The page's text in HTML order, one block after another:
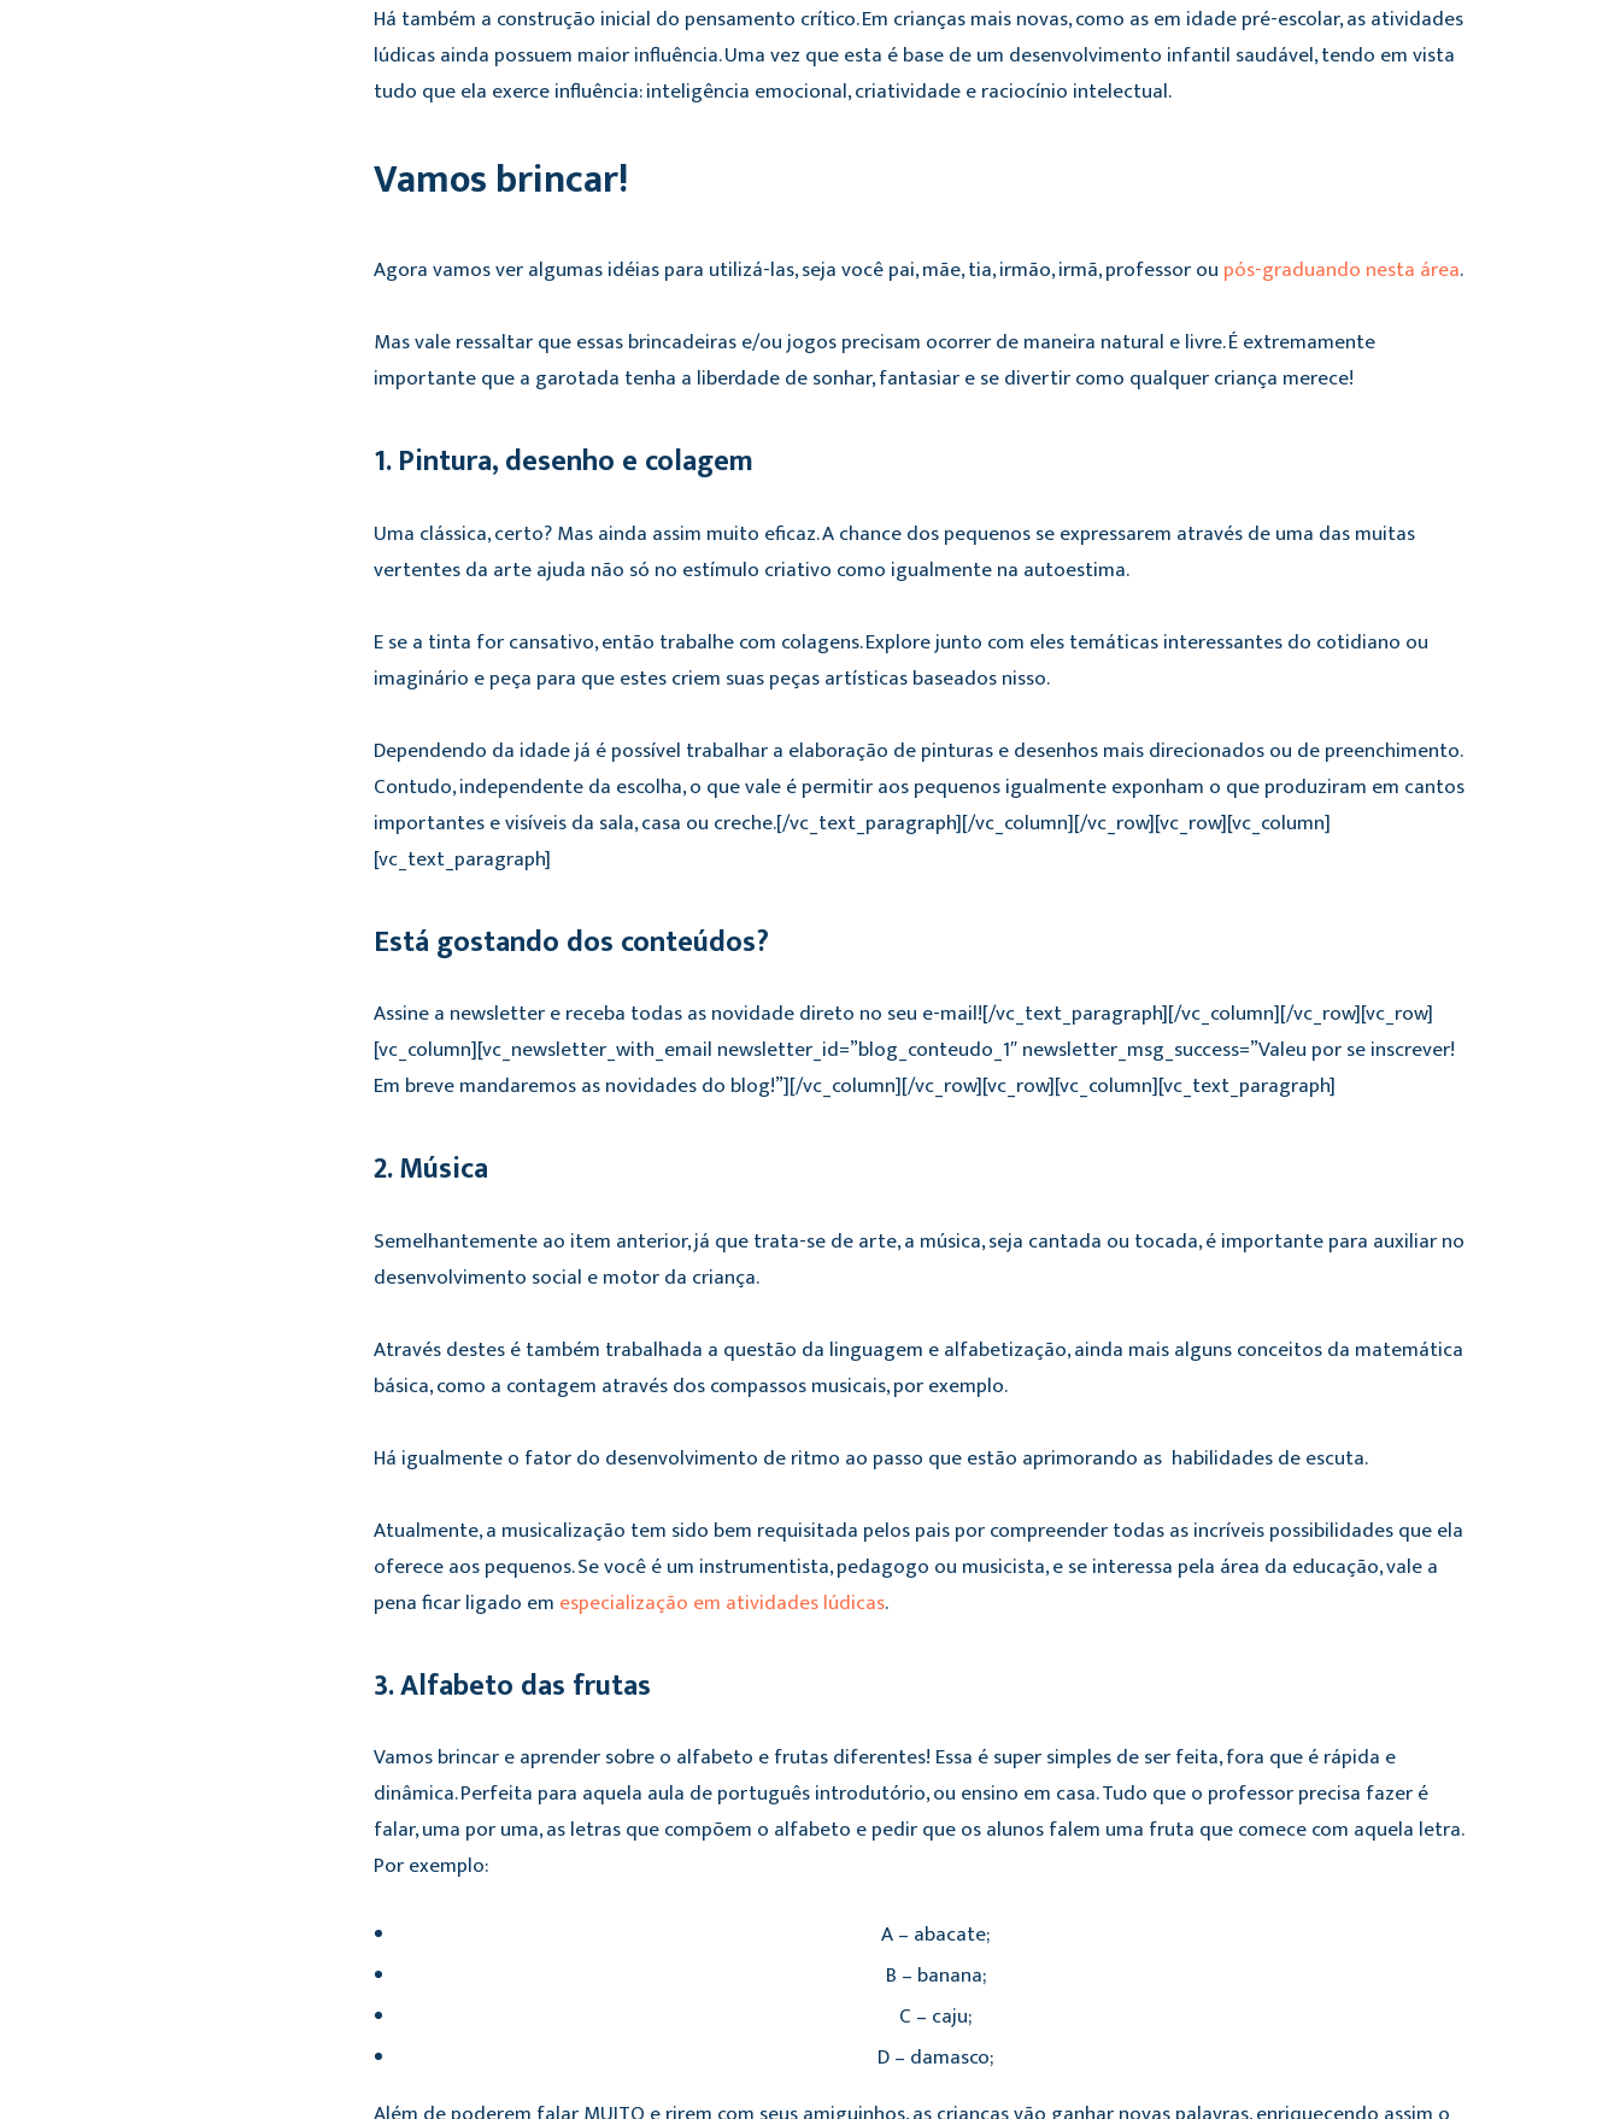
Há também a construção inicial do pensamento crítico. Em crianças mais novas, como as em idade pré-escolar, as atividades
lúdicas ainda possuem maior influência. Uma vez que esta é base de um desenvolvimento infantil saudável, tendo em vista
tudo que ela exerce influência: inteligência emocional, criatividade e raciocínio intelectual.
Vamos brincar!
Agora vamos ver algumas idéias para utilizá-las, seja você pai, mãe, tia, irmão, irmã, professor ou pós-graduando nesta área.
Mas vale ressaltar que essas brincadeiras e/ou jogos precisam ocorrer de maneira natural e livre. É extremamente
importante que a garotada tenha a liberdade de sonhar, fantasiar e se divertir como qualquer criança merece!
1. Pintura, desenho e colagem
Uma clássica, certo? Mas ainda assim muito eficaz. A chance dos pequenos se expressarem através de uma das muitas
vertentes da arte ajuda não só no estímulo criativo como igualmente na autoestima.
E se a tinta for cansativo, então trabalhe com colagens. Explore junto com eles temáticas interessantes do cotidiano ou
imaginário e peça para que estes criem suas peças artísticas baseados nisso.
Dependendo da idade já é possível trabalhar a elaboração de pinturas e desenhos mais direcionados ou de preenchimento.
Contudo, independente da escolha, o que vale é permitir aos pequenos igualmente exponham o que produziram em cantos
importantes e visíveis da sala, casa ou creche.[/vc_text_paragraph][/vc_column][/vc_row][vc_row][vc_column]
[vc_text_paragraph]
Está gostando dos conteúdos?
Assine a newsletter e receba todas as novidade direto no seu e-mail![/vc_text_paragraph][/vc_column][/vc_row][vc_row]
[vc_column][vc_newsletter_with_email newsletter_id=”blog_conteudo_1″ newsletter_msg_success=”Valeu por se inscrever!
Em breve mandaremos as novidades do blog!”][/vc_column][/vc_row][vc_row][vc_column][vc_text_paragraph]
2. Música
Semelhantemente ao item anterior, já que trata-se de arte, a música, seja cantada ou tocada, é importante para auxiliar no
desenvolvimento social e motor da criança.
Através destes é também trabalhada a questão da linguagem e alfabetização, ainda mais alguns conceitos da matemática
básica, como a contagem através dos compassos musicais, por exemplo.
Há igualmente o fator do desenvolvimento de ritmo ao passo que estão aprimorando as habilidades de escuta.
Atualmente, a musicalização tem sido bem requisitada pelos pais por compreender todas as incríveis possibilidades que ela
oferece aos pequenos. Se você é um instrumentista, pedagogo ou musicista, e se interessa pela área da educação, vale a
pena ficar ligado em especialização em atividades lúdicas.
3. Alfabeto das frutas
Vamos brincar e aprender sobre o alfabeto e frutas diferentes! Essa é super simples de ser feita, fora que é rápida e
dinâmica. Perfeita para aquela aula de português introdutório, ou ensino em casa. Tudo que o professor precisa fazer é
falar, uma por uma, as letras que compõem o alfabeto e pedir que os alunos falem uma fruta que comece com aquela letra.
Por exemplo:
A – abacate;
B – banana;
C – caju;
D – damasco;